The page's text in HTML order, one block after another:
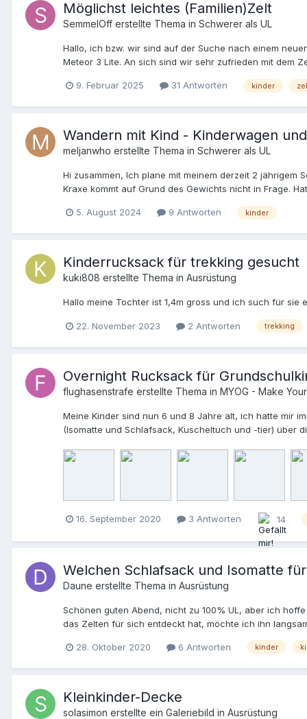
Weise angenäht und das Gurtende zweimal
sodass 4 Segmente entstehen, in denen der Karabiner
anderen Seite. 9. Dann lege ich an der unteren Seite
das noch nicht vernäht). 10. Damit ist der Trail Magik
wie einen Rucksack anzuziehen und im abschüssigen
Möglichst leichtes (Familien)Zelt
SemmelOff erstellte Thema in Schwerer als UL
Hallo, ich bzw. wir sind auf der Suche nach einem
Meteor 3 Lite. An sich sind wir sehr zufrieden mit dem
dazuzulaufen und mit zwei Zeiten unterwegs zu sein
freuen. Wir hätten gern ein möglichst leichtes Zelt, dass
9. Februar 2025 31 Antworten kinder
Wandern mit Kind - Kinderwagen
meljanwho erstellte Thema in Schwerer als UL
Hi zusammen, Ich plane mit meinem derzeit 2 jährigem
Kraxe kommt auf Grund des Gewichts nicht in Frage.
5. August 2024
9 Antworten kinder
Kinderrucksack für trekking gesucht
kuki808 erstellte Thema in Ausrüstung
Hallo meine Tochter ist 1,4m gross und ich such für
22. November 2023 2 Antworten trekking
Overnight Rucksack für
flughasenstrafe erstellte Thema in MYOG - Make
Meine Kinder sind nun 6 und 8 Jahre alt, ich hatte mir
(Isomatte und Schlafsack, Kuscheltuch und -tier) über
Zum Glück bin ich über die außerordentlich gute
Schlafsack. Hier ein paar Bilder
16. September 2020
3 Antworten 14
Welchen Schlafsack und Isomatte
Daune erstellte Thema in Ausrüstung
Schönen guten Abend, nicht zu 100% UL, aber ich
das Zelten für sich entdeckt hat, möchte ich ihn
Prolite in Short. Die sollte ja einiges aushalten. Von der
28. Oktober 2020 6 Antworten kinder
Kleinkinder-Decke
solasimon erstellte ein Galeriebild in Ausrüstung